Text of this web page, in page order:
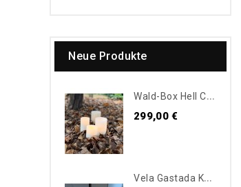
Neue Produkte
W
Ald-Box Hell Creme
299,00 €
V
Ela Gastada Kerzen-Box Hell Creme